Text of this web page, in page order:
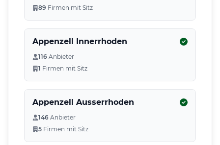
89 Firmen mit Sitz
Appenzell Innerrhoden
116 Anbieter
1 Firmen mit Sitz
Appenzell Ausserrhoden
146 Anbieter
5 Firmen mit Sitz